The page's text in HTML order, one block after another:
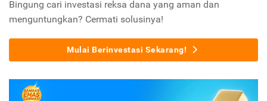
Bingung cari investasi reksa dana yang aman dan
menguntungkan? Cermati solusinya!
Mulai Berinvestasi Sekarang!